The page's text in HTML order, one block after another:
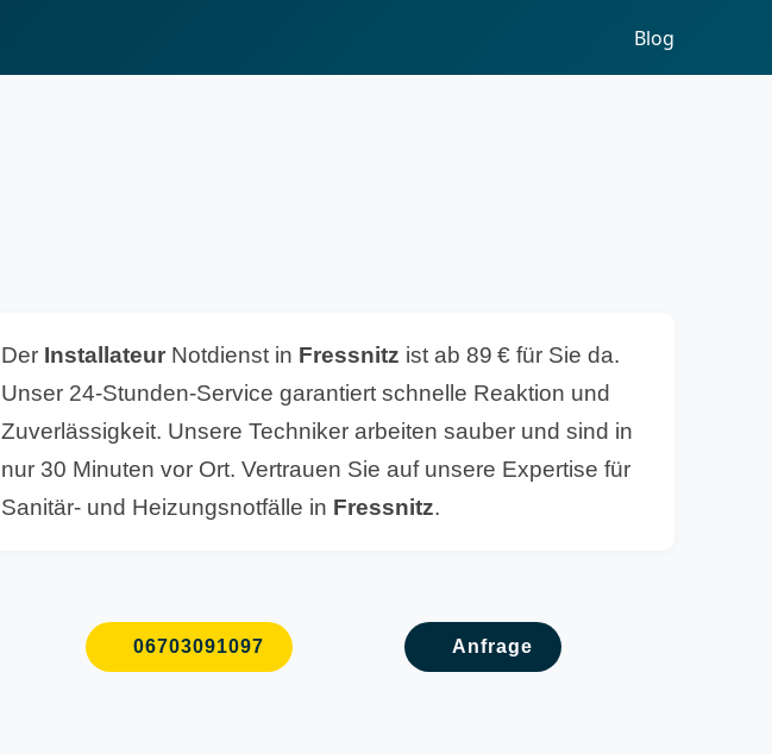
Blog
Der Installateur Notdienst in Fressnitz ist ab 89 € für Sie da.
Unser 24-Stunden-Service garantiert schnelle Reaktion und
Zuverlässigkeit. Unsere Techniker arbeiten sauber und sind in
nur 30 Minuten vor Ort. Vertrauen Sie auf unsere Expertise für
Sanitär- und Heizungsnotfälle in Fressnitz.
06703091097 Anfrage